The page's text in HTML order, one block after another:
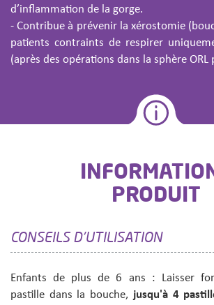
d’inflammation de la gorge.
- Contribue à prévenir la xérostomie
patients contraints de respirer
(après des opérations dans la sphère ORL
PRODUIT
CONSEILS D'UTILISATION
Enfants de plus de 6 ans : Laisser
pastille dans la bouche, jusqu'à 4